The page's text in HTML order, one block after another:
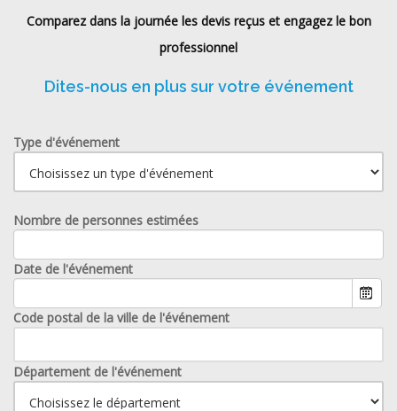
Comparez dans la journée les devis reçus et engagez le bon
professionnel
Dites-nous en plus sur votre événement
Type d'événement
Nombre de personnes estimées
Date de l'événement
Code postal de la ville de l'événement
Département de l'événement